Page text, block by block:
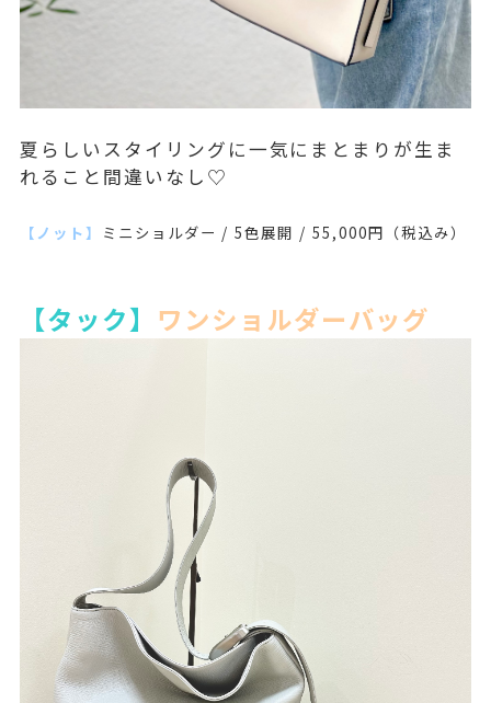
夏らしいスタイリングに一気にまとまりが生ま
れること間違いなし♡
【ノット】 ミニショルダー / 5色展開 / 55,000円（税込み）
【タック】 ワンショルダーバッグ